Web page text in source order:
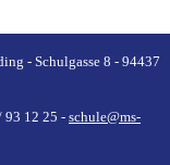
- Schulgasse 8 - 94437
93 12 25 - schule@ms-